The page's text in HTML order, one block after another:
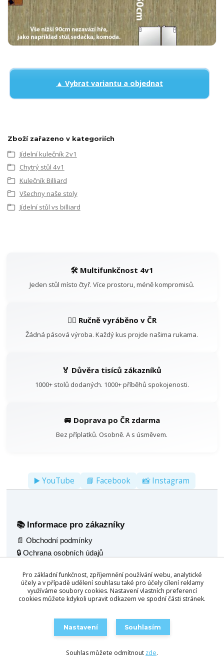
▲ Vybrat variantu a objednat
Zboží zařazeno v kategoriích
Jídelní kulečník 2v1
Chytrý stůl 4v1
Kulečník Billiard
Všechny naše stoly
Jídelní stůl vs billiard
🛠️ Multifunkčnost 4v1
Jeden stůl místo čtyř. Více prostoru, méně kompromisů.
👷‍♂️ Ručně vyráběno v ČR
Žádná pásová výroba. Každý kus projde našima rukama.
🏅 Důvěra tisíců zákazníků
1000+ stolů dodaných. 1000+ příběhů spokojenosti.
🚐 Doprava po ČR zdarma
Bez příplatků. Osobně. A s úsměvem.
▶️ YouTube 📘 Facebook 📸 Instagram
📚 Informace pro zákazníky
📄 Obchodní podmínky
🔒 Ochrana osobních údajů
🖼️ Fotogalerie
🌟 Reference
💬 Poradenský servis
🎱 Kulečník jídelní 2v1
🛋️ Konferenční stůl 3v1
Pro základní funkčnost, zpříjemnění používání webu, analytické
účely a v případě udělení souhlasu také pro účely cílení reklamy
využíváme soubory cookies. Nastavení vlastních preferencí
cookies můžete kdykoli upravit odkazem ve spodní části stránek.
Nastavení Souhlasím
Souhlas můžete odmítnout zde.